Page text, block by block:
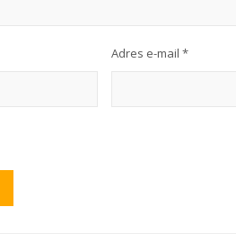
Adres e-mail*